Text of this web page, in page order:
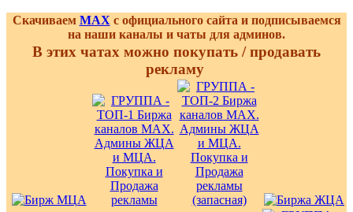
Скачиваем MAX с официального сайта и подписываемся
на наши каналы и чаты для админов.
В этих чатах можно покупать / продавать
рекламу